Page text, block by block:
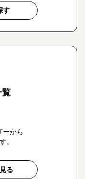
す
覧
ーから
。
る